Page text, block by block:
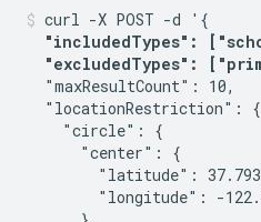
curl -X POST -d '{
"includedTypes":
"excludedTypes":
  "maxResultCount": 10,
  "locationRestriction": {
    "circle": {
      "center": {
"latitude":
"longitude": -